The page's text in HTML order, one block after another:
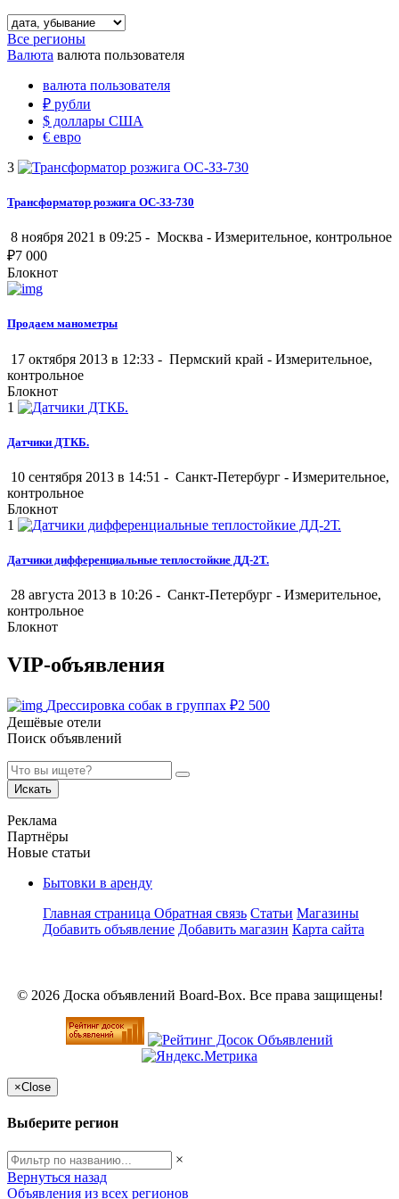
Все регионы
Валюта валюта пользователя
валюта пользователя
₽ рубли
$ доллары США
€ евро
3
Трансформатор розжига ОС-ЗЗ-730
8 ноября 2021 в 09:25 - Москва - Измерительное, контрольное
₽7 000
Блокнот
Продаем манометры
17 октября 2013 в 12:33 - Пермский край - Измерительное,
контрольное
Блокнот
1
Датчики ДТКБ.
10 сентября 2013 в 14:51 - Санкт-Петербург - Измерительное,
контрольное
Блокнот
1
Датчики дифференциальные теплостойкие ДД-2Т.
28 августа 2013 в 10:26 - Санкт-Петербург - Измерительное,
контрольное
Блокнот
VIP-объявления
Дрессировка собак в группах ₽2 500
Дешёвые отели
Поиск объявлений
Искать
Реклама
Партнёры
Новые статьи
Бытовки в аренду
Главная страница Обратная связь Статьи Магазины
Добавить объявление Добавить магазин Карта сайта
© 2026 Доска объявлений Board-Box. Все права защищены!
×Close
Выберите регион
×
Вернуться назад
Объявления из всех регионов